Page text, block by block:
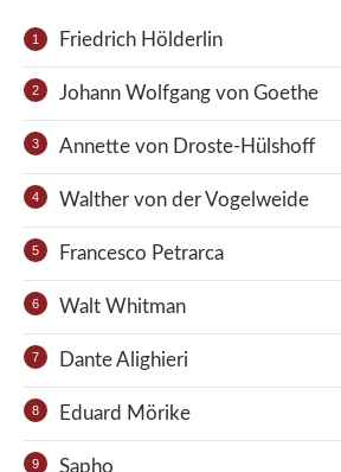
Friedrich Hölderlin
Johann Wolfgang von Goethe
Annette von Droste-Hülshoff
Walther von der Vogelweide
Francesco Petrarca
Walt Whitman
Dante Alighieri
Eduard Mörike
Sapho